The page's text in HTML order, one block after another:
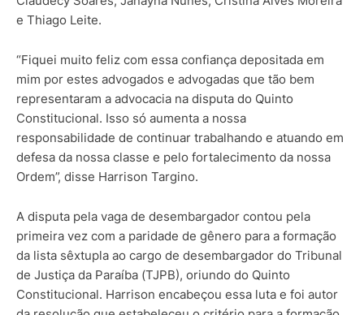
e Thiago Leite.
“Fiquei muito feliz com essa confiança depositada em
mim por estes advogados e advogadas que tão bem
representaram a advocacia na disputa do Quinto
Constitucional. Isso só aumenta a nossa
responsabilidade de continuar trabalhando e atuando em
defesa da nossa classe e pelo fortalecimento da nossa
Ordem”, disse Harrison Targino.
A disputa pela vaga de desembargador contou pela
primeira vez com a paridade de gênero para a formação
da lista sêxtupla ao cargo de desembargador do Tribunal
de Justiça da Paraíba (TJPB), oriundo do Quinto
Constitucional. Harrison encabeçou essa luta e foi autor